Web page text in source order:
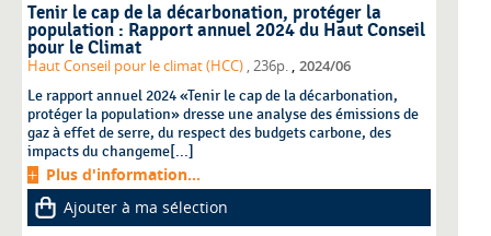
Tenir le cap de la décarbonation, protéger la
population : Rapport annuel 2024 du Haut Conseil
pour le Climat
Haut Conseil pour le climat (HCC) , 236p. , 2024/06
Le rapport annuel 2024 «Tenir le cap de la décarbonation,
protéger la population» dresse une analyse des émissions de
gaz à effet de serre, du respect des budgets carbone, des
impacts du changeme[...]
Plus d'information...
Ajouter à ma sélection